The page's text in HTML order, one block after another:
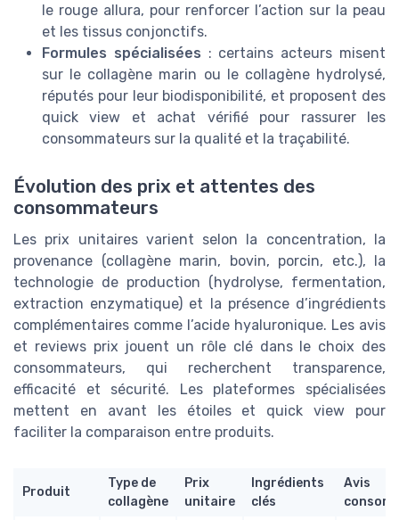
le rouge allura, pour renforcer l’action sur la peau
et les tissus conjonctifs.
Formules spécialisées : certains acteurs misent
sur le collagène marin ou le collagène hydrolysé,
réputés pour leur biodisponibilité, et proposent des
quick view et achat vérifié pour rassurer les
consommateurs sur la qualité et la traçabilité.
Évolution des prix et attentes des
consommateurs
Les prix unitaires varient selon la concentration, la
provenance (collagène marin, bovin, porcin, etc.), la
technologie de production (hydrolyse, fermentation,
extraction enzymatique) et la présence d’ingrédients
complémentaires comme l’acide hyaluronique. Les avis
et reviews prix jouent un rôle clé dans le choix des
consommateurs, qui recherchent transparence,
efficacité et sécurité. Les plateformes spécialisées
mettent en avant les étoiles et quick view pour
faciliter la comparaison entre produits.
Produit
Type de
collagène
Prix
unitaire
Ingrédients
clés
Avis